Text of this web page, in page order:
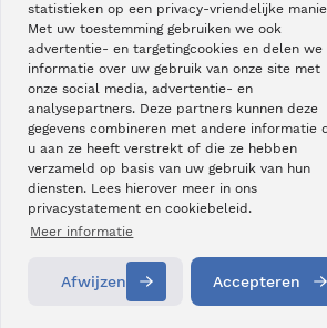
statistieken op een privacy-vriendelijke
Met uw toestemming gebruiken we ook
advertentie- en targetingcookies en delen we
informatie over uw gebruik van onze site met
onze social media, advertentie- en
analysepartners. Deze partners kunnen deze
gegevens combineren met andere informatie
u aan ze heeft verstrekt of die ze hebben
verzameld op basis van uw gebruik van hun
diensten. Lees hierover meer in ons
privacystatement en cookiebeleid.
Meer informatie
Afwijzen Accepteren
Wat houden deze injecties in de
in?
Welke voordelen bieden de ACP-
mij?
Waar kan ik ervaringen van
mijn ervaring delen?